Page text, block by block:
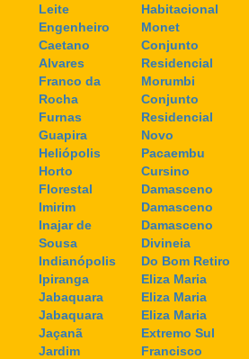
Leite
Engenheiro
Caetano
Alvares
Franco da
Rocha
Furnas
Guapira
Heliópolis
Horto
Florestal
Imirim
Inajar de
Sousa
Indianópolis
Ipiranga
Jabaquara
Jabaquara
Jaçanã
Jardim
Habitacional
Monet
Conjunto
Residencial
Morumbi
Conjunto
Residencial
Novo
Pacaembu
Cursino
Damasceno
Damasceno
Damasceno
Divineia
Do Bom Retiro
Eliza Maria
Eliza Maria
Eliza Maria
Extremo Sul
Francisco